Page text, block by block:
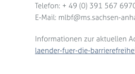
Telefon: + 49 (0) 391 567
E-Mail: mlbf@ms.sachsen-
Informationen zur aktuellen
laender-fuer-die-